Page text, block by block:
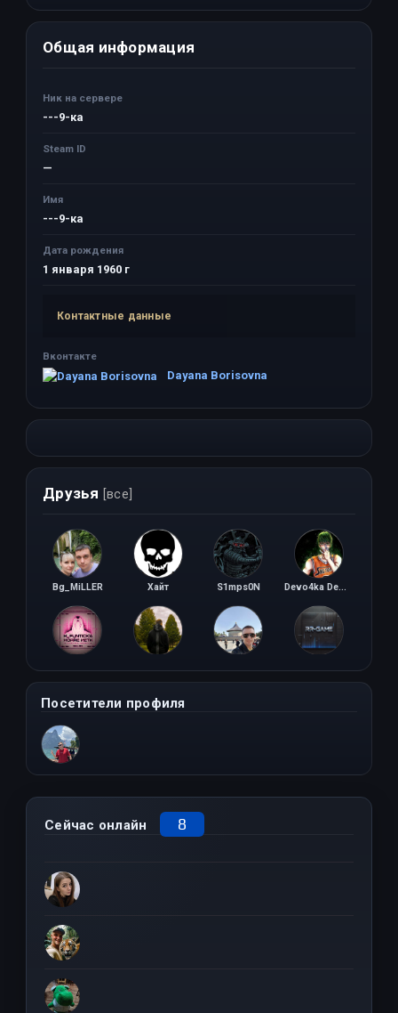
Общая информация
Ник на сервере
---9-ка
Steam ID
—
Имя
---9-ка
Дата рождения
1 января 1960 г
Контактные данные
Вконтакте
Dayana Borisovna
Друзья [все]
Bg_MiLLER Хайт S1mps0N Devo4ka Demon
Посетители профиля
Сейчас онлайн 8